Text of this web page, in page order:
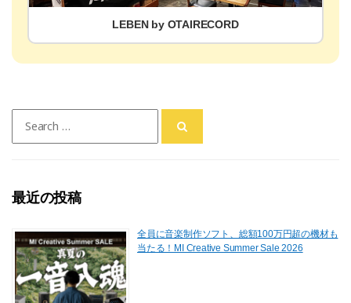
LEBEN by OTAIRECORD
for:
最近の投稿
全員に音楽制作ソフト、総額100万円超の機材も
当たる！MI Creative Summer Sale 2026